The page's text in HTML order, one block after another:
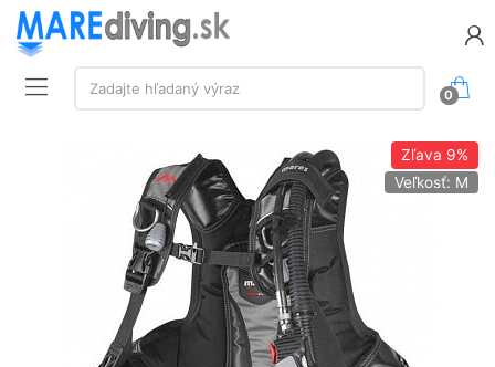
Vyhľadávanie:
Zadajte hľadaný výraz
0
Zľava 9%
Veľkosť: M